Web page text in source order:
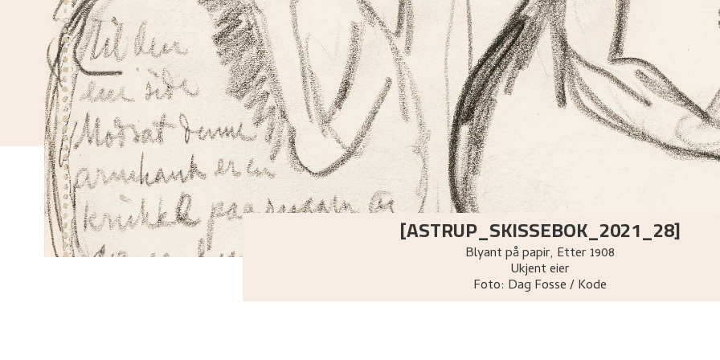
[ASTRUP_SKISSEBOK_2021_28]
Blyant på papir, Etter1908
Ukjent eier
Foto: Dag Fosse / Kode